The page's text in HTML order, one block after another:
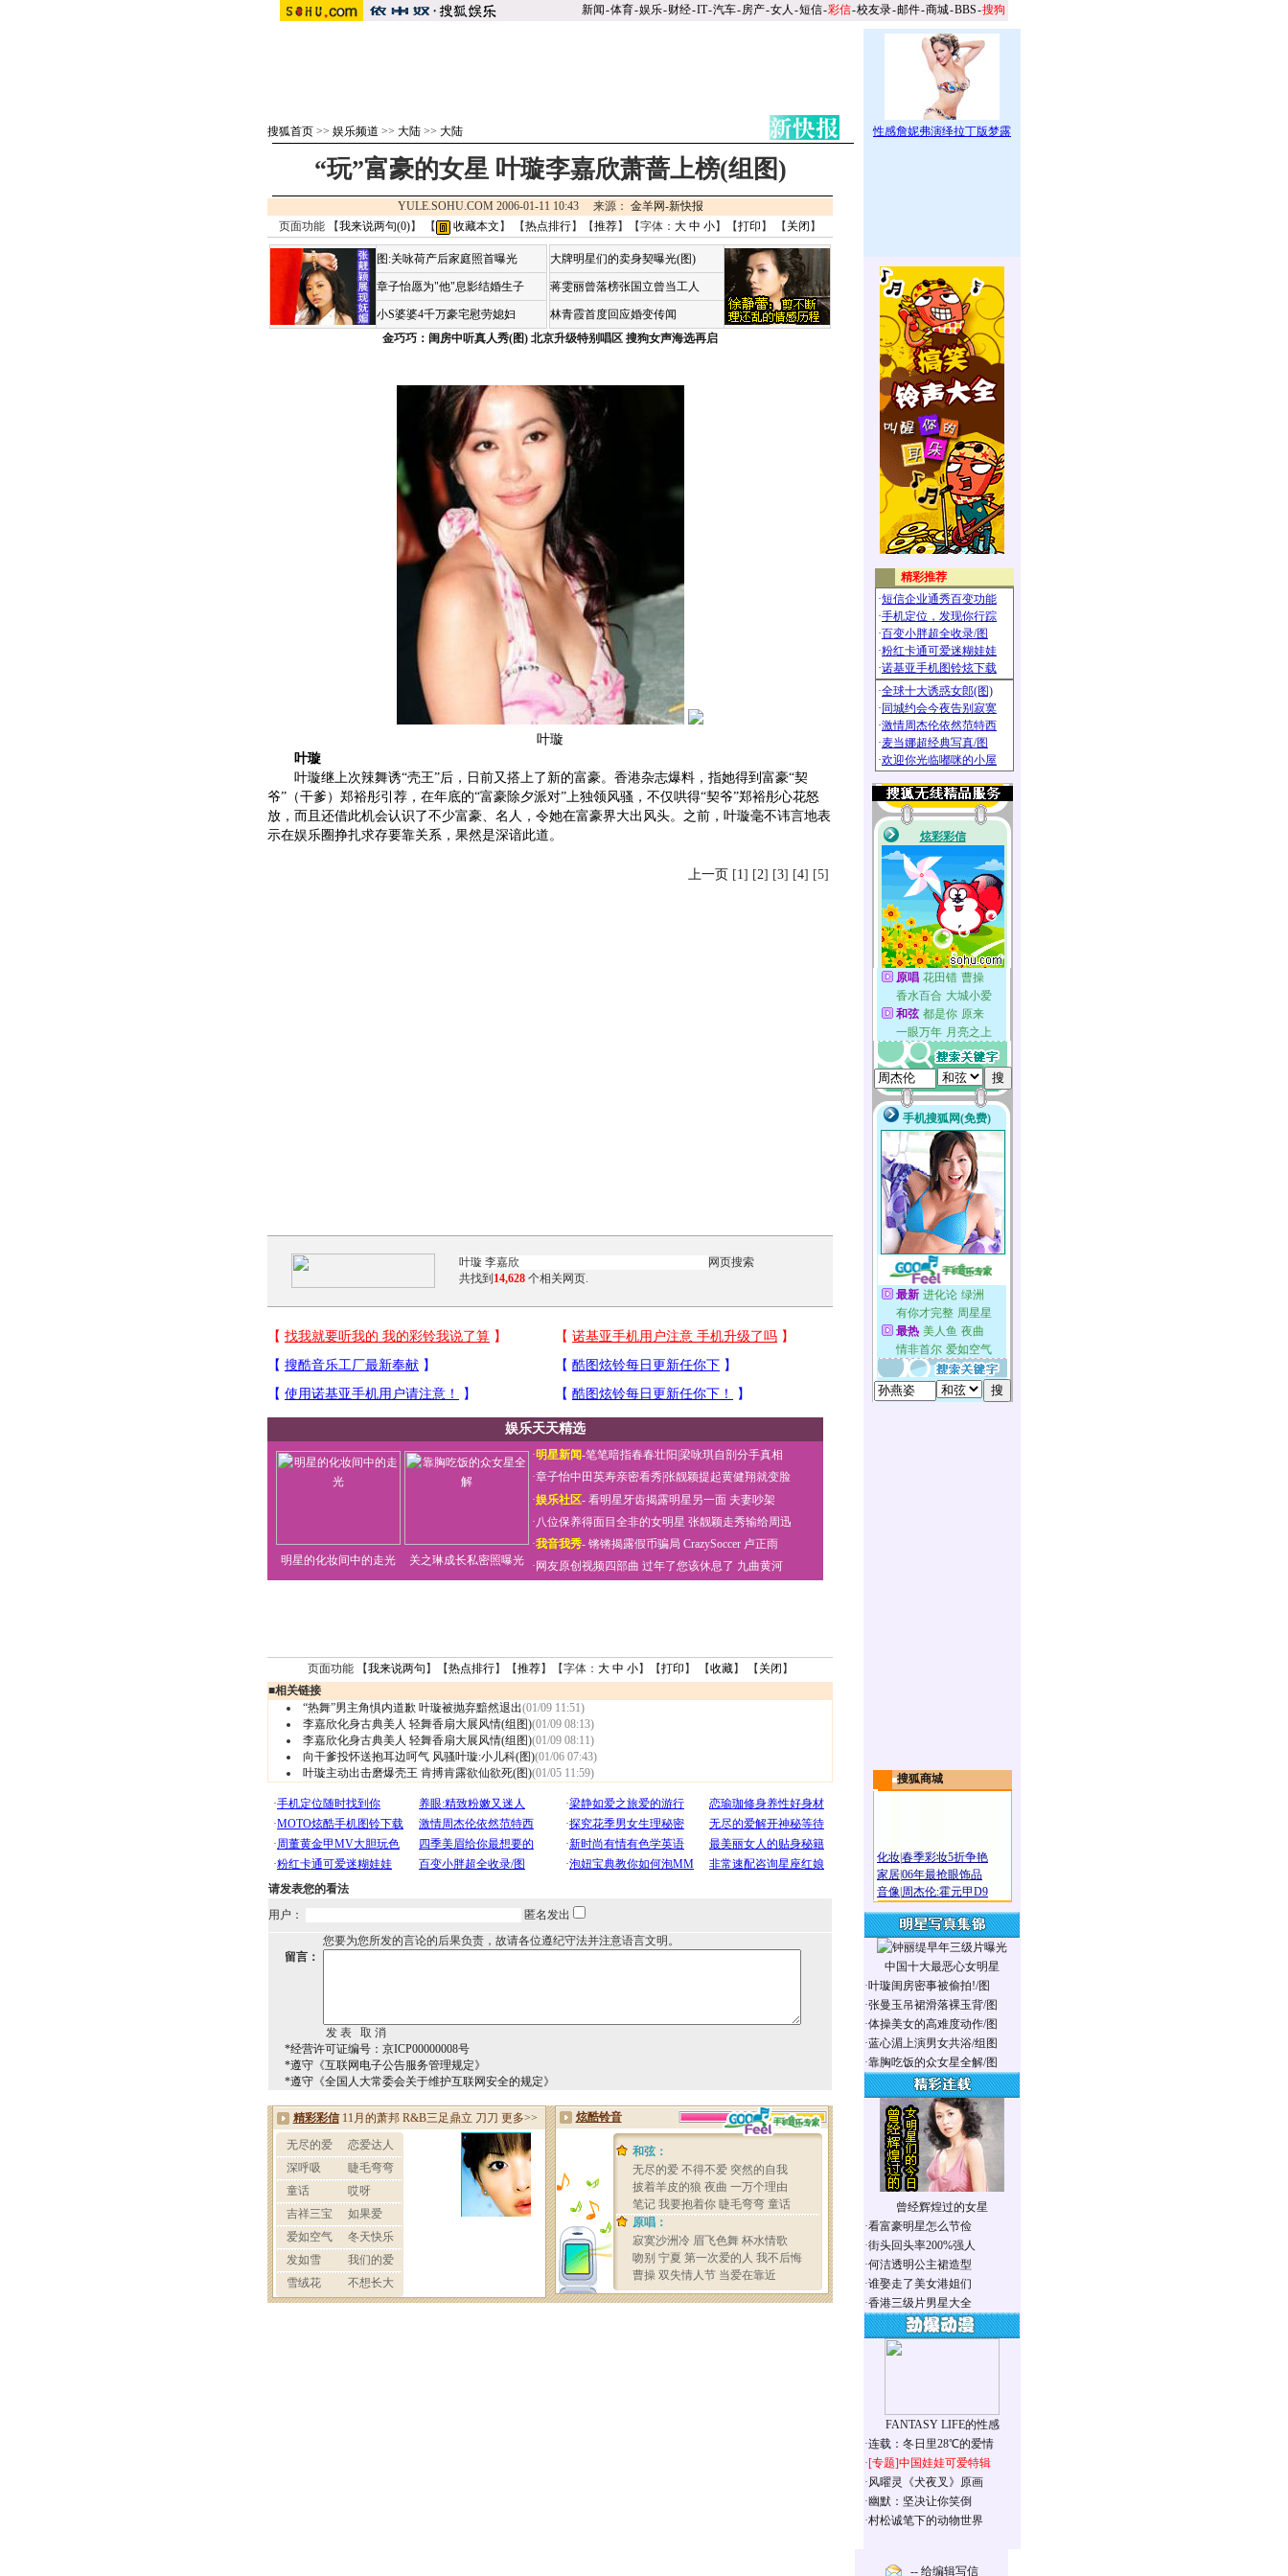
新闻-体育-娱乐-财经-IT-汽车-房产-女人 -短信-彩信-校友录-邮件-商城-BBS-搜狗
搜狐首页 >> 娱乐频道 >> 大陆 >> 大陆
“玩”富豪的女星 叶璇李嘉欣萧蔷上榜(组图)
YULE.SOHU.COM 2006-01-11 10:43 来源： 金羊网-新快报
页面功能 【我来说两句(0)】 【 收藏本文 】 【热点排行】【推荐】【字体： 大 中 小】【打印 】 【 关闭 】
图:关咏荷产后家庭照首曝光
章子怡愿为"他"息影结婚生子
小S婆婆4千万豪宅慰劳媳妇
大牌明星们的卖身契曝光(图)
蒋雯丽曾落榜张国立曾当工人
林青霞首度回应婚变传闻
金巧巧：闺房中听真人秀(图) 北京升级特别唱区 搜狗女声海选再启
叶璇
叶璇
叶璇继上次辣舞诱“壳王”后，日前又搭上了新的富豪。香港杂志爆料，指她得到富豪“契
爷”（干爹）郑裕彤引荐，在年底的“富豪除夕派对”上独领风骚，不仅哄得“契爷”郑裕彤心花怒
放，而且还借此机会认识了不少富豪、名人，令她在富豪界大出风头。之前，叶璇毫不讳言地表
示在娱乐圈挣扎求存要靠关系，果然是深谙此道。
上一页 [1] [2] [3] [4] [5]
共找到 14,628 个相关网页.
娱乐天天精选
明星的化妆间中的走光 关之琳成长私密照曝光
·明星新闻-笔笔暗指春春壮阳 梁咏琪自剖分手真相
·章子怡中田英寿亲密看秀张靓颖提起黄健翔就变脸
·娱乐社区- 看明星牙齿揭露明星另一面 夫妻吵架
·八位保养得面目全非的女明星 张靓颖走秀输给周迅
·我音我秀- 锵锵揭露假币骗局 CrazySoccer 卢正雨
· 网友原创视频四部曲 过年了您该休息了 九曲黄河
页面功能 【我来说两句 】【热点排行】【推荐】【字体： 大 中 小】【打印 】 【收藏】 【 关闭 】
■相关链接
“热舞”男主角惧内道歉 叶璇被抛弃黯然退出(01/09 11:51)
李嘉欣化身古典美人 轻舞香扇大展风情(组图)(01/09 08:13)
李嘉欣化身古典美人 轻舞香扇大展风情(组图)(01/09 08:11)
向干爹投怀送抱耳边呵气 风骚叶璇:小儿科(图)(01/06 07:43)
叶璇主动出击磨爆壳王 肯搏肯露欲仙欲死(图)(01/05 11:59)
请发表您的看法
用户：
匿名发出
您要为您所发的言论的后果负责，故请各位遵纪守法并注意语言文明。
留言：
*经营许可证编号：京ICP00000008号
*遵守《互联网电子公告服务管理规定》
*遵守《全国人大常委会关于维护互联网安全的规定》
搜狐商城
化妆春季彩妆5折争艳
家居06年最抢眼饰品
音像 周杰伦:霍元甲D9
中国十大最恶心女明星
·叶璇闺房密事被偷拍!/图
·张曼玉吊裙滑落裸玉背/图
·体操美女的高难度动作/图
·蓝心湄上演男女共浴/组图
·靠胸吃饭的众女星全解/图
曾经辉煌过的女星
·看富豪明星怎么节俭
·街头回头率200%强人
·何洁透明公主裙造型
·谁娶走了美女港姐们
·香港三级片男星大全
FANTASY LIFE的性感
·连载：冬日里28℃的爱情
·[专题]中国娃娃可爱特辑
·风曜灵《犬夜叉》原画
·幽默：坚决让你笑倒
·村松诚笔下的动物世界
-- 给编辑写信